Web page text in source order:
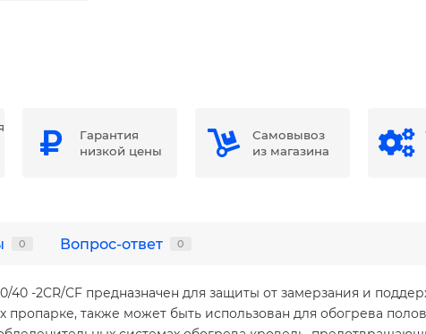
Гарантия
низкой цены
Самовывоз
из магазина
0 Вопрос-ответ 0
40 -2CR/СF предназначен для защиты от замерзания и
также может быть использован для обогрева